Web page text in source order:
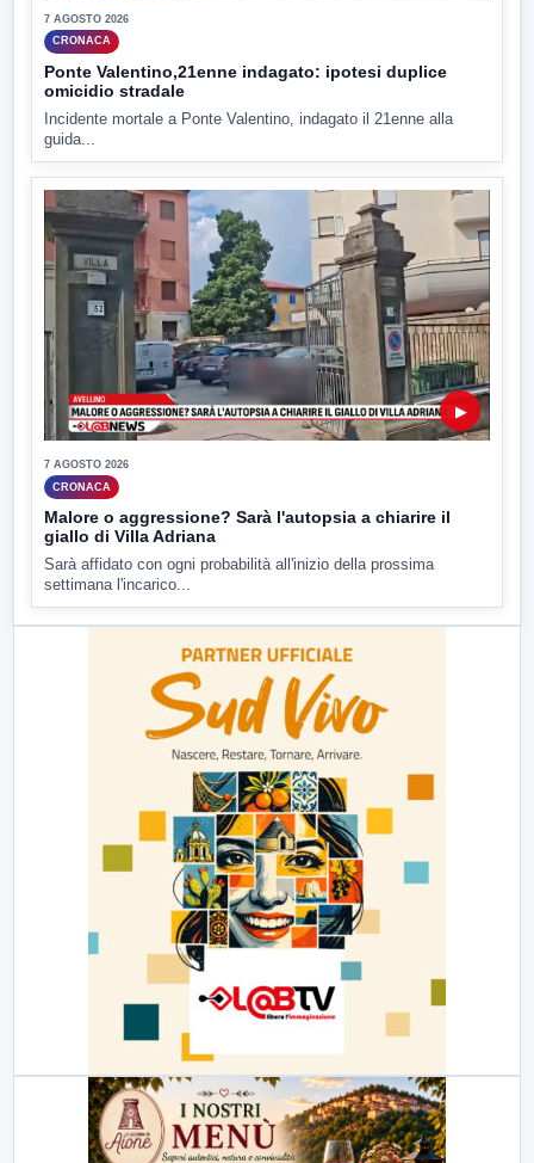
7 AGOSTO 2026
CRONACA
Ponte Valentino,21enne indagato: ipotesi duplice
omicidio stradale
Incidente mortale a Ponte Valentino, indagato il 21enne alla
guida...
▶
7 AGOSTO 2026
CRONACA
Malore o aggressione? Sarà l'autopsia a chiarire il
giallo di Villa Adriana
Sarà affidato con ogni probabilità all'inizio della prossima
settimana l'incarico...